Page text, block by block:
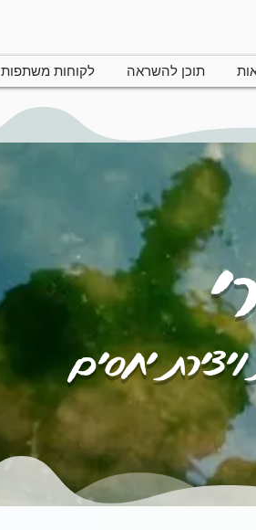
תוכן להשראה לקוחות משתפות
יחסים